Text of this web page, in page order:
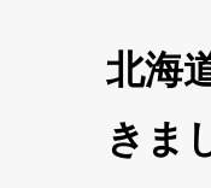
北海
きま